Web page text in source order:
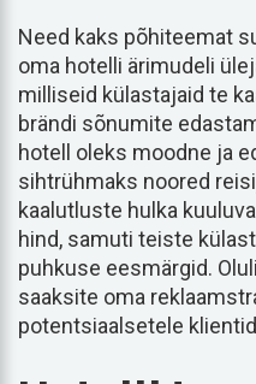
Need kaks põhiteemat
oma hotelli ärimudeli
milliseid külastajaid te
brändi sõnumite
hotell oleks moodne ja
sihtrühmaks noored
kaalutluste hulka
hind, samuti teiste
puhkuse eesmärgid.
saaksite oma
potentsiaalsetele